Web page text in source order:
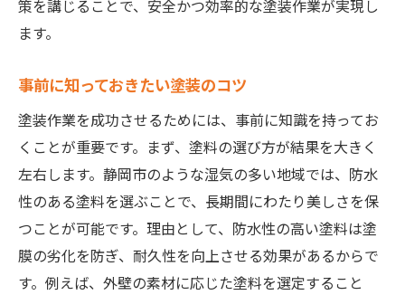
策を講じることで、安全かつ効率的な塗装作業が実現し
ます。
事前に知っておきたい塗装のコツ
塗装作業を成功させるためには、事前に知識を持ってお
くことが重要です。まず、塗料の選び方が結果を大きく
左右します。静岡市のような湿気の多い地域では、防水
性のある塗料を選ぶことで、長期間にわたり美しさを保
つことが可能です。理由として、防水性の高い塗料は塗
膜の劣化を防ぎ、耐久性を向上させる効果があるからで
す。例えば、外壁の素材に応じた塗料を選定すること